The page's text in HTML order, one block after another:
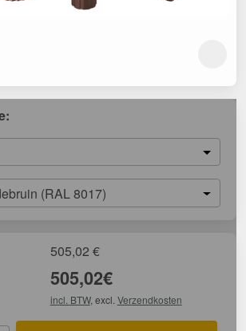
(RAL 8017)
505,02 €
505,02€
incl. BTW, excl. Verzendkosten